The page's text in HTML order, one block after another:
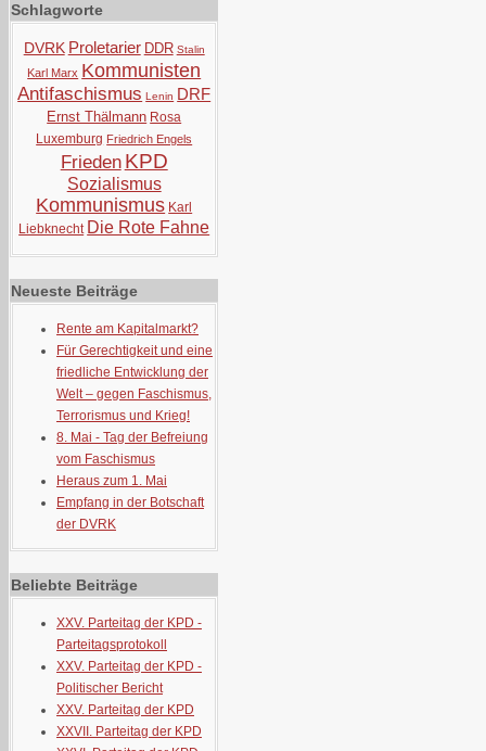
Schlagworte
DVRK Proletarier DDR Stalin
Karl Marx Kommunisten
Antifaschismus Lenin DRF
Ernst Thälmann Rosa
Luxemburg Friedrich Engels
Frieden KPD
Sozialismus
Kommunismus Karl
Liebknecht Die Rote Fahne
Neueste Beiträge
Rente am Kapitalmarkt?
Für Gerechtigkeit und eine
friedliche Entwicklung der
Welt – gegen Faschismus,
Terrorismus und Krieg!
8. Mai - Tag der Befreiung
vom Faschismus
Heraus zum 1. Mai
Empfang in der Botschaft
der DVRK
Beliebte Beiträge
XXV. Parteitag der KPD -
Parteitagsprotokoll
XXV. Parteitag der KPD -
Politischer Bericht
XXV. Parteitag der KPD
XXVII. Parteitag der KPD